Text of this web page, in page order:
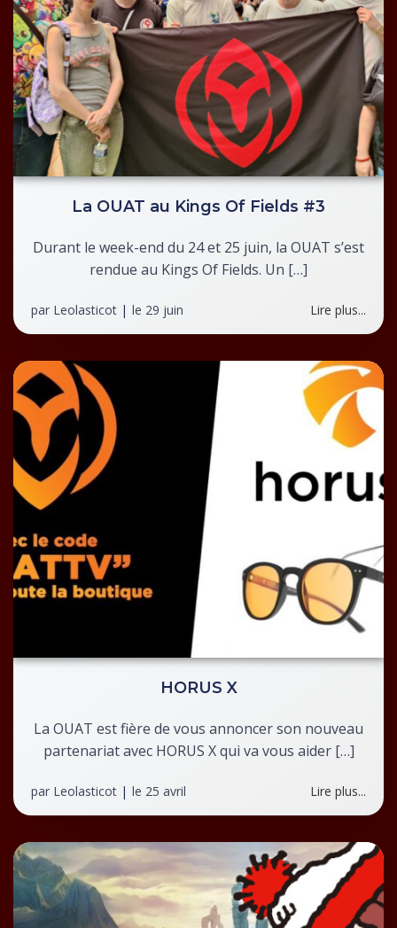
La OUAT au Kings Of Fields #3
Durant le week-end du 24 et 25 juin, la OUAT s’est
rendue au Kings Of Fields. Un […]
par Leolasticot | le 29 juin Lire plus...
HORUS X
La OUAT est fière de vous annoncer son nouveau
partenariat avec HORUS X qui va vous aider […]
par Leolasticot | le 25 avril Lire plus...